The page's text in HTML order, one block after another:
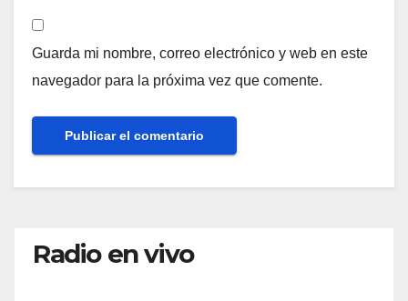
Guarda mi nombre, correo electrónico y web en este
navegador para la próxima vez que comente.
Radio en vivo